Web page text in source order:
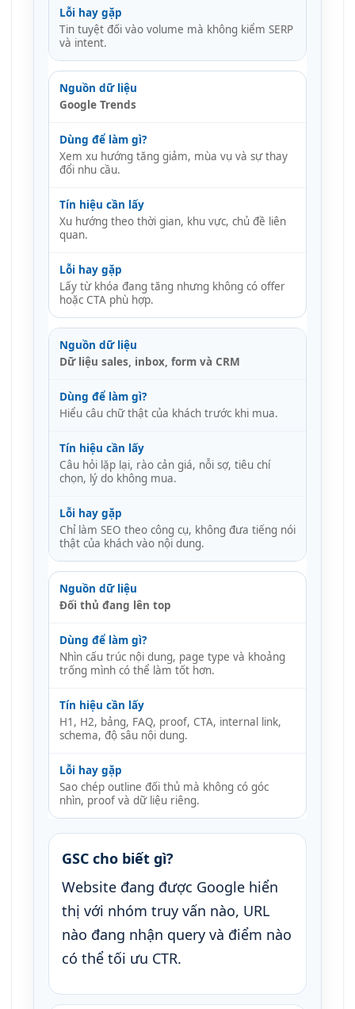
Tin tuyệt đối vào volume mà không kiểm SERP
và intent.
Google Trends
Xem xu hướng tăng giảm, mùa vụ và sự thay
đổi nhu cầu.
Xu hướng theo thời gian, khu vực, chủ đề liên
quan.
Lấy từ khóa đang tăng nhưng không có offer
hoặc CTA phù hợp.
Dữ liệu sales, inbox, form và CRM
Hiểu câu chữ thật của khách trước khi mua.
Câu hỏi lặp lại, rào cản giá, nỗi sợ, tiêu chí
chọn, lý do không mua.
Chỉ làm SEO theo công cụ, không đưa tiếng nói
thật của khách vào nội dung.
Đối thủ đang lên top
Nhìn cấu trúc nội dung, page type và khoảng
trống mình có thể làm tốt hơn.
H1, H2, bảng, FAQ, proof, CTA, internal link,
schema, độ sâu nội dung.
Sao chép outline đối thủ mà không có góc
nhìn, proof và dữ liệu riêng.
GSC cho biết gì?
Website đang được Google hiển
thị với nhóm truy vấn nào, URL
nào đang nhận query và điểm nào
có thể tối ưu CTR.